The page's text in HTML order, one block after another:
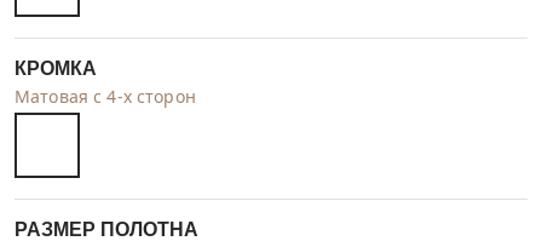
КРОМКА
Матовая с 4-х сторон
РАЗМЕР ПОЛОТНА